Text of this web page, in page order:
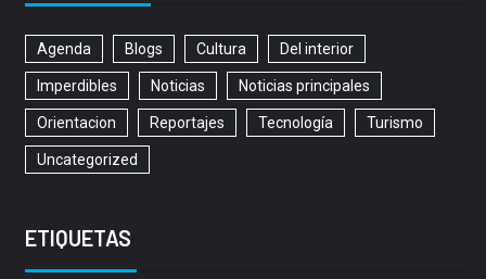
Agenda Blogs Cultura Del interior
Imperdibles Noticias Noticias principales
Orientacion Reportajes Tecnología Turismo
Uncategorized
ETIQUETAS